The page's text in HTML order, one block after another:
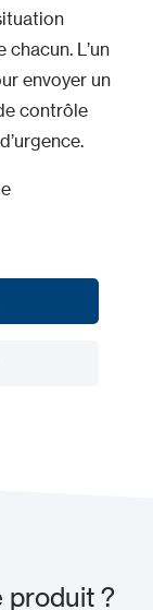
L’un
envoyer un
contrôle
produit ?